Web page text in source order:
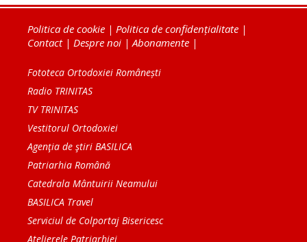
Politica de cookie | Politica de confidențialitate |
Contact| Despre noi |Abonamente |
Fototeca Ortodoxiei Românești
Radio TRINITAS
TV TRINITAS
Vestitorul Ortodoxiei
Agenţia de ştiri BASILICA
Patriarhia Română
Catedrala Mântuirii Neamului
BASILICA Travel
Serviciul de Colportaj Bisericesc
Atelierele Patriarhiei